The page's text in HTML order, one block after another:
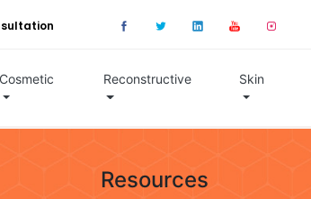
Cosmetic Reconstructive Skin
Resources